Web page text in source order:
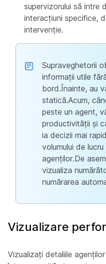
supervizorului să intre
interacțiuni specifice,
intervenție.
Supraveghetorii
informații utile
bord.Înainte, au
statică.Acum,
peste un agent,
productivității și
ia decizii mai
volumului de
agenților.De
vizualiza
numărarea
Vizualizare
Vizualizați detaliile